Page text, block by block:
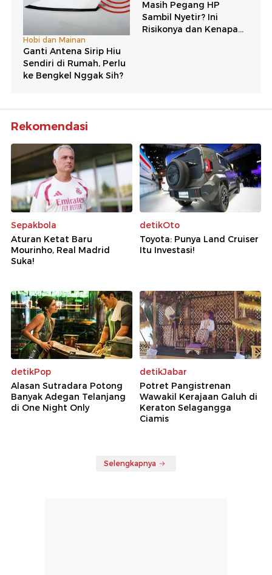
Rekomendasi
Sepakbola
Aturan Ketat Baru
Mourinho, Real Madrid
Suka!
detikOto
Toyota: Punya Land Cruiser
Itu Investasi!
detikPop
Alasan Sutradara Potong
Banyak Adegan Telanjang
di One Night Only
detikJabar
Potret Pangistrenan
Wawakil Kerajaan Galuh di
Keraton Selagangga
Ciamis
Selengkapnya